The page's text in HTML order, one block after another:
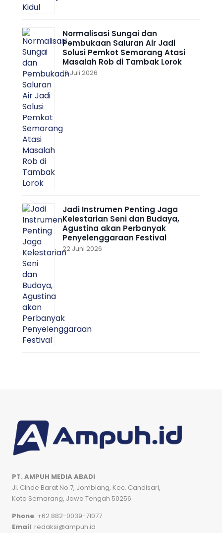
Normalisasi Sungai dan
Pembukaan Saluran Air Jadi
Solusi Pemkot Semarang Atasi
Masalah Rob di Tambak Lorok
10 Juli 2026
Jadi Instrumen Penting Jaga
Kelestarian Seni dan Budaya,
Agustina akan Perbanyak
Penyelenggaraan Festival
22 Juni 2026
PT. AMPUH MEDIA ABADI
Jl. Cinde Barat No.7, Jomblang, Kec. Candisari,
Kota Semarang, Jawa Tengah 50256
Phone: +62 882-0039-71077
Email: redaksi@ampuh.id